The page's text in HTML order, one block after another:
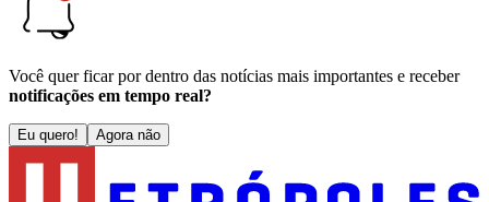
Você quer ficar por dentro das notícias mais importantes e receber
notificações em tempo real?
Eu quero! Agora não